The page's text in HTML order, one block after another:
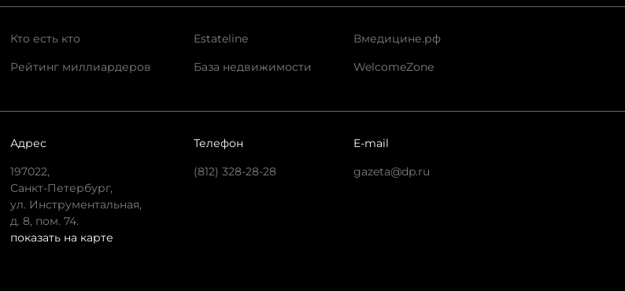
Кто есть кто
Рейтинг миллиардеров
Estateline
База недвижимости
Вмедицине.рф
WelcomeZone
Адрес
197022,
Санкт-Петербург,
ул. Инструментальная,
д. 8, пом. 74.
показать на карте
Телефон
(812) 328-28-28
E-mail
gazeta@dp.ru